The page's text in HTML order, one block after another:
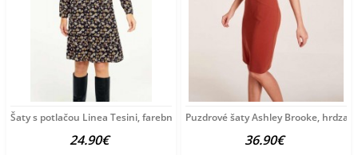
Šaty s potlačou Linea Tesini, farebné
24.90€
Puzdrové šaty Ashley Brooke,
36.90€